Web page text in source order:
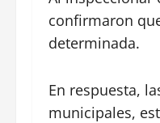
confirmaron
determinada.
En respuesta,
municipales,